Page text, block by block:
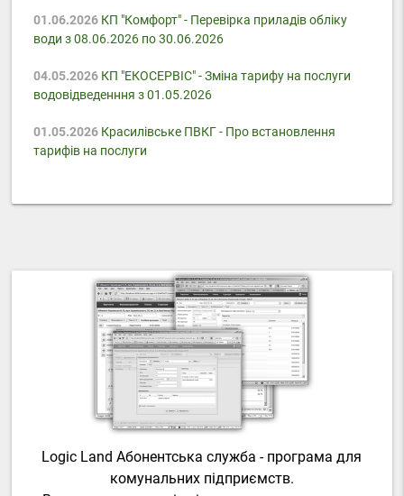
01.06.2026КП "Комфорт" - Перевірка приладів обліку
води з 08.06.2026 по 30.06.2026
04.05.2026КП "ЕКОСЕРВІС" - Зміна тарифу на послуги
водовідведенння з 01.05.2026
01.05.2026Красилівське ПВКГ - Про встановлення
тарифів на послуги
Logic Land Абонентська служба - програма для
комунальних підприємств.